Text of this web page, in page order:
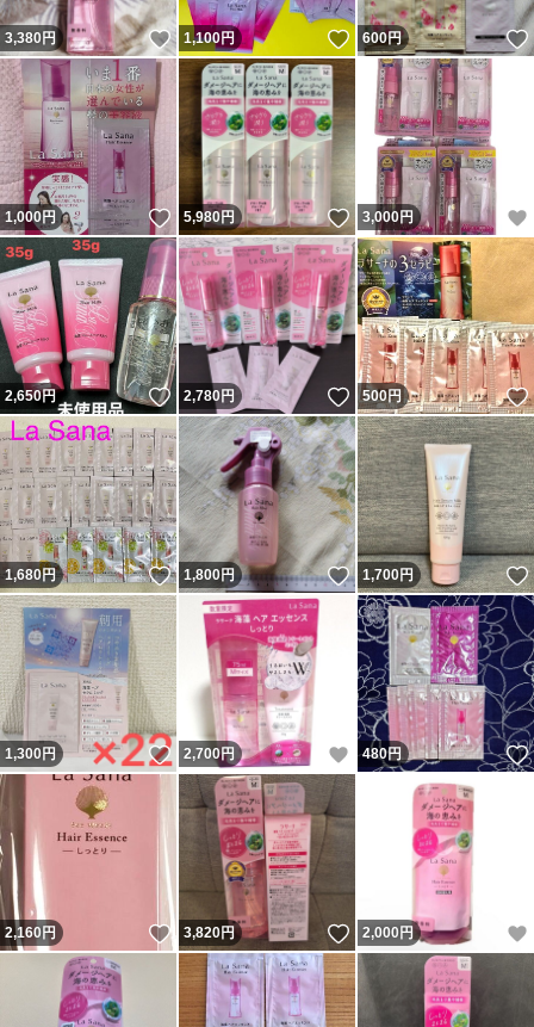
3,380円 いいね！
1,100円 いいね！
600円
1,000円 いいね！
5,980円 いいね！
3,000円
2,650円 いいね！
2,780円 いいね！
500円
1,680円 いいね！
1,800円 いいね！
1,700円
1,300円 いいね！
2,700円 いいね！
480円
2,160 円 いいね！
3,820円 いいね！
2,000 円